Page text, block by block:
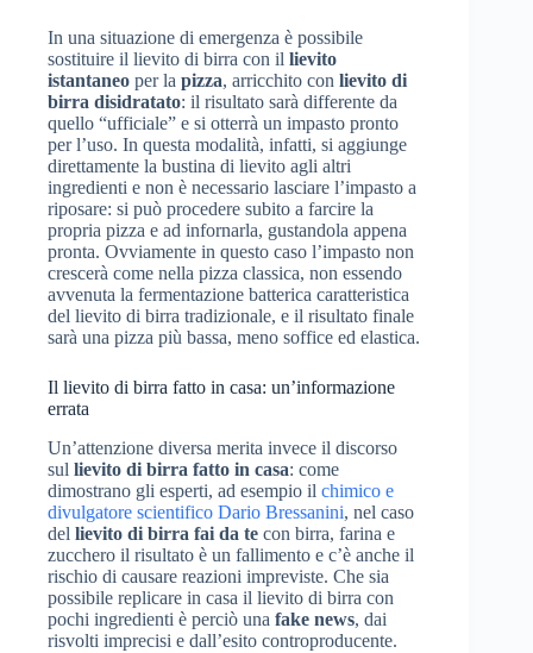
In una situazione di emergenza è possibile
sostituire il lievito di birra con il lievito
istantaneo per la pizza, arricchito con lievito di
birra disidratato: il risultato sarà differente da
quello “ufficiale” e si otterrà un impasto pronto
per l’uso. In questa modalità, infatti, si aggiunge
direttamente la bustina di lievito agli altri
ingredienti e non è necessario lasciare l’impasto a
riposare: si può procedere subito a farcire la
propria pizza e ad infornarla, gustandola appena
pronta. Ovviamente in questo caso l’impasto non
crescerà come nella pizza classica, non essendo
avvenuta la fermentazione batterica caratteristica
del lievito di birra tradizionale, e il risultato finale
sarà una pizza più bassa, meno soffice ed elastica.
Il lievito di birra fatto in casa: un’informazione
errata
Un’attenzione diversa merita invece il discorso
sul lievito di birra fatto in casa: come
dimostrano gli esperti, ad esempio il chimico e
divulgatore scientifico Dario Bressanini, nel caso
del lievito di birra fai da te con birra, farina e
zucchero il risultato è un fallimento e c’è anche il
rischio di causare reazioni impreviste. Che sia
possibile replicare in casa il lievito di birra con
pochi ingredienti è perciò una fake news, dai
risvolti imprecisi e dall’esito controproducente.